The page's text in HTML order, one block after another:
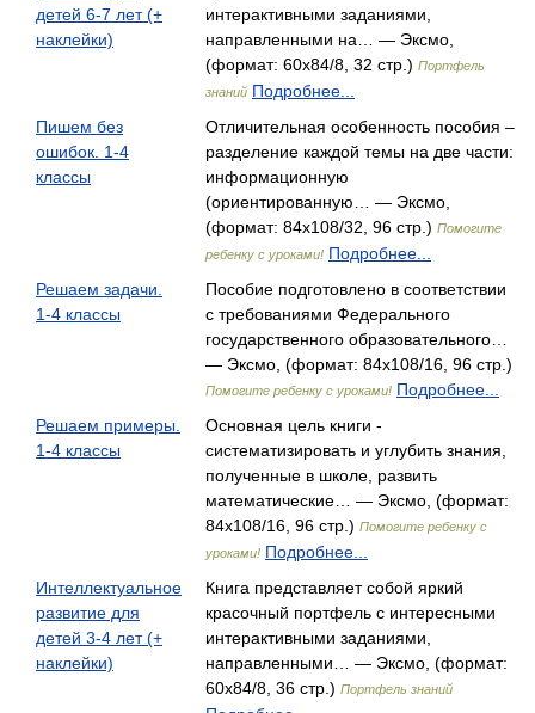
детей 6-7 лет (+
наклейки)
интерактивными заданиями,
направленными на… — Эксмо,
(формат: 60x84/8, 32 стр.) Портфель
знаний Подробнее...
Пишем без
ошибок. 1-4
классы
Отличительная особенность пособия –
разделение каждой темы на две части:
информационную
(ориентированную… — Эксмо,
(формат: 84x108/32, 96 стр.) Помогите
ребенку с уроками! Подробнее...
Решаем задачи.
1-4 классы
Пособие подготовлено в соответствии
с требованиями Федерального
государственного образовательного…
— Эксмо, (формат: 84x108/16, 96 стр.)
Помогите ребенку с уроками! Подробнее...
Решаем примеры.
1-4 классы
Основная цель книги -
систематизировать и углубить знания,
полученные в школе, развить
математические… — Эксмо, (формат:
84x108/16, 96 стр.) Помогите ребенку с
уроками! Подробнее...
Интеллектуальное
развитие для
детей 3-4 лет (+
наклейки)
Книга представляет собой яркий
красочный портфель с интересными
интерактивными заданиями,
направленными… — Эксмо, (формат:
60x84/8, 36 стр.) Портфель знаний